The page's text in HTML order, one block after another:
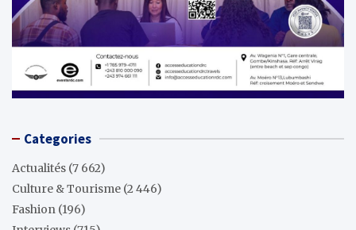
Categories
Actualités (7 662)
Culture & Tourisme (2 446)
Fashion (196)